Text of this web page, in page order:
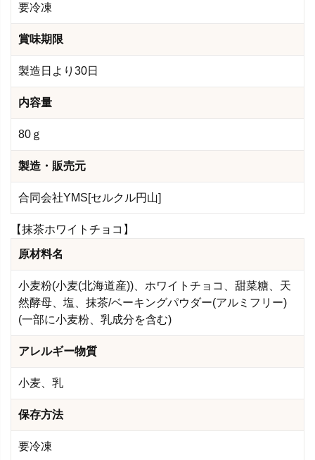
要冷凍
賞味期限
製造日より30日
内容量
80ｇ
製造・販売元
合同会社YMS[セルクル円山]
【抹茶ホワイトチョコ】
原材料名
小麦粉(小麦(北海道産))、ホワイトチョコ、甜菜糖、天
然酵母、塩、抹茶/ベーキングパウダー(アルミフリー)
(一部に小麦粉、乳成分を含む)
アレルギー物質
小麦、乳
保存方法
要冷凍